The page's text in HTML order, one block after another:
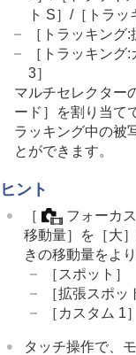
ト S］ /［トラッ
［トラッキング:
［トラッキング:
3］
マルチセレクター
ード］
を割り当て
ラッキング中の被
とができます。
ヒント
［ フォーカ
移動量］ を ［大］
きの移動量をよ
［スポット］
［拡張スポッ
［カスタム 1］
タッチ操作で、